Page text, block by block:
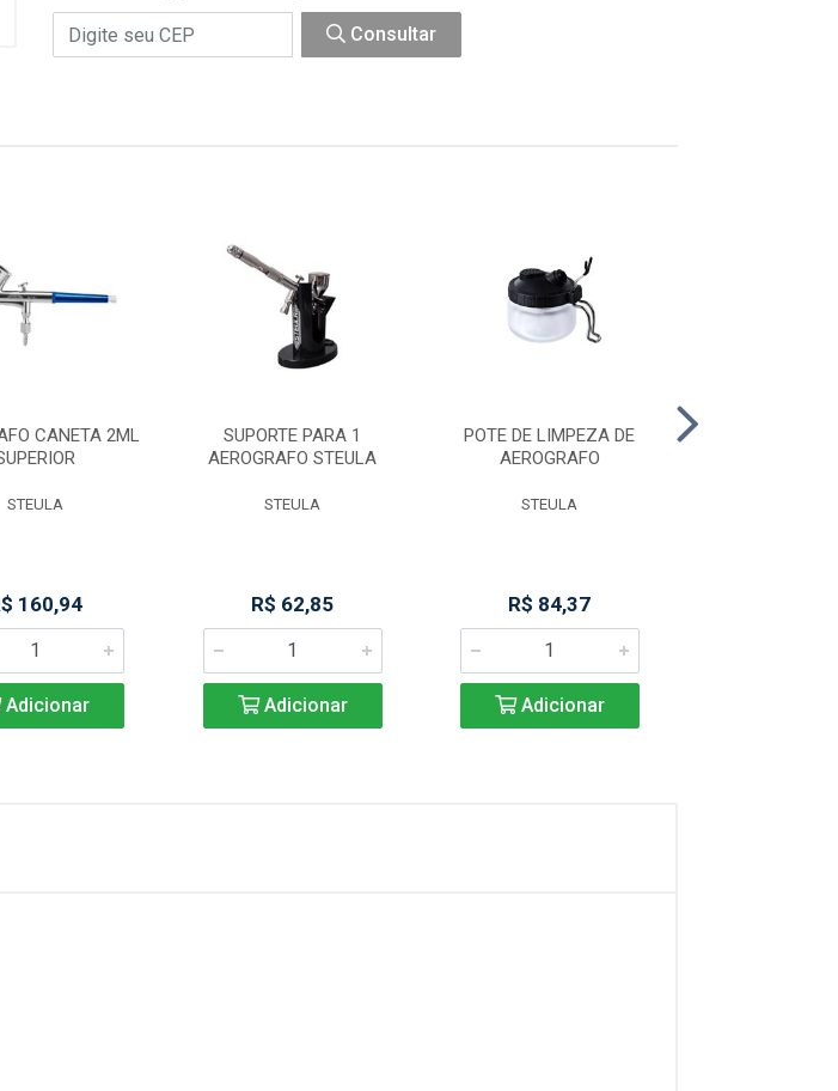
Consultar
CANETA 2ML
STEULA
160,94
Adicionar
SUPORTE PARA 1
AEROGRAFO STEULA
STEULA
R$ 62,85
Adicionar
POTE DE LIMPEZA DE
AEROGRAFO
STEULA
R$ 84,37
Adicionar